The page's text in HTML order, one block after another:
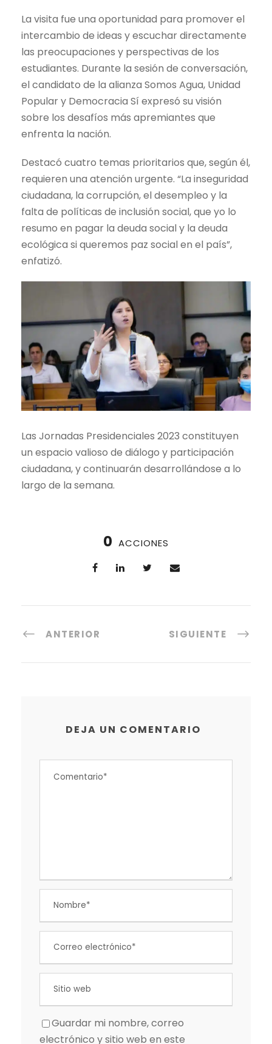
La visita fue una oportunidad para promover el
intercambio de ideas y escuchar directamente
las preocupaciones y perspectivas de los
estudiantes. Durante la sesión de conversación,
el candidato de la alianza Somos Agua, Unidad
Popular y Democracia Sí expresó su visión
sobre los desafíos más apremiantes que
enfrenta la nación.
Destacó cuatro temas prioritarios que, según él,
requieren una atención urgente. “La inseguridad
ciudadana, la corrupción, el desempleo y la
falta de políticas de inclusión social, que yo lo
resumo en pagar la deuda social y la deuda
ecológica si queremos paz social en el país”,
enfatizó.
Las Jornadas Presidenciales 2023 constituyen
un espacio valioso de diálogo y participación
ciudadana, y continuarán desarrollándose a lo
largo de la semana.
0 ACCIONES
ANTERIOR SIGUIENTE
DEJA UN COMENTARIO
Guardar mi nombre, correo
electrónico y sitio web en este